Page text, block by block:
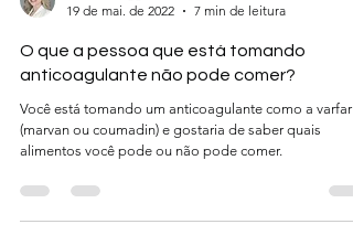
19 de mai. de 2022
7 min de leitura
O que a pessoa que está tomando
anticoagulante não pode comer?
Você está tomando um anticoagulante como a
alimentos você pode ou não pode comer.